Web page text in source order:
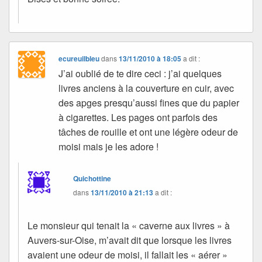
ecureuilbleudans13/11/2010 à 18:05 a dit :
J’ai oublié de te dire ceci : j’ai quelques
livres anciens à la couverture en cuir, avec
des apges presqu’aussi fines que du papier
à cigarettes. Les pages ont parfois des
tâches de rouille et ont une légère odeur de
moisi mais je les adore !
Quichottine
dans13/11/2010 à 21:13a dit :
Le monsieur qui tenait la « caverne aux livres » à
Auvers-sur-Oise, m’avait dit que lorsque les livres
avaient une odeur de moisi, il fallait les « aérer »